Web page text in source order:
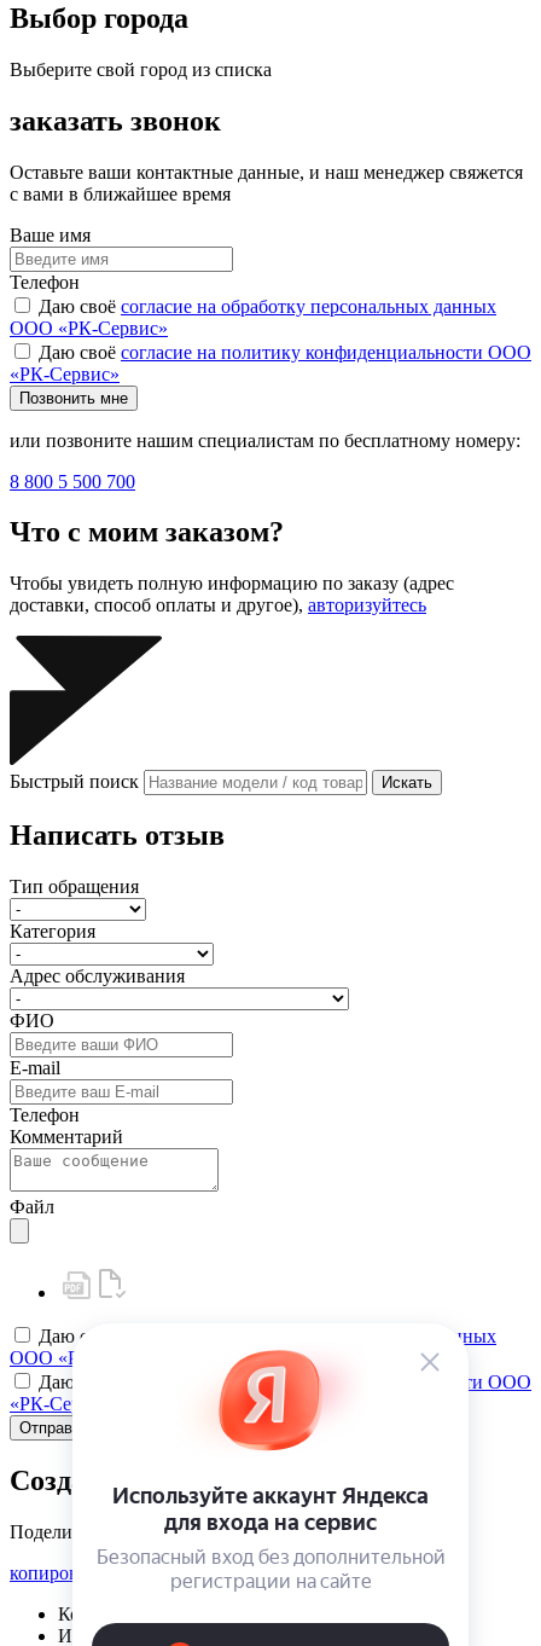
Выбор города
Выберите свой город из списка
заказать звонок
Оставьте ваши контактные данные, и наш менеджер свяжется
с вами в ближайшее время
Ваше имя
Телефон
Даю своё согласие на обработку персональных данных
ООО «РК-Сервис»
Даю своё согласие на политику конфиденциальности ООО
«РК-Сервис»
Позвонить мне
или позвоните нашим специалистам по бесплатному номеру:
8 800 5 500 700
Что с моим заказом?
Чтобы увидеть полную информацию по заказу (адрес
доставки, способ оплаты и другое), авторизуйтесь
Быстрый поиск Искать
Написать отзыв
Тип обращения
Категория
Адрес обслуживания
ФИО
E-mail
Телефон
Комментарий
Файл
Даю своё
согласие на обработку персональных данных
ООО «РК-Сервис»
Даю своё
согласие на политику конфиденциальности ООО
«РК-Сервис»
Отправить
Создать карту клиента
Поделиться
копировать ссылку
Корзина | {{ cart.items.value.length }}
Избранное | {{ initData.favoriteProducts.length }}